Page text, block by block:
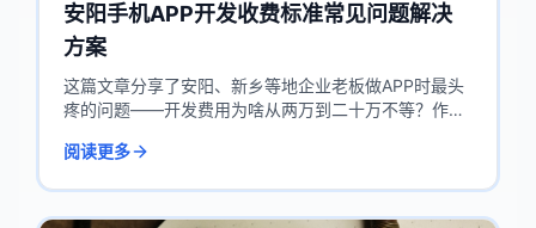
安阳手机APP开发收费标准常见问题解决
方案
这篇文章分享了安阳、新乡等地企业老板做APP时最头
疼的问题——开发费用为啥从两万到二十万不等？作者
单点餐APP三万多，带库存物流的连锁超市系统就要十
阅读更多